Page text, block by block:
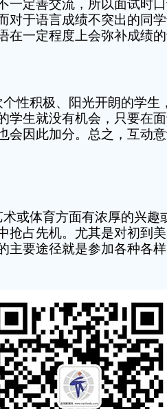
一定善交流，所以面试时
对于语言成绩不突出的同
在一定程度上会弥补成绩
性积极、阳光开朗的学生
学生就没有机会，只要在
会因此加分。总之，互动
或体育方面有浓厚的兴趣
抢占先机。尤其是对初到
主要途径就是参加各种各